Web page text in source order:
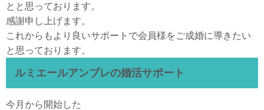
とと思っております。
感謝申し上げます。
これからもより良いサポートで会員様をご成婚に導きたい
と思っております。
ルミエールアンブレの婚活サポート
今月から開始した